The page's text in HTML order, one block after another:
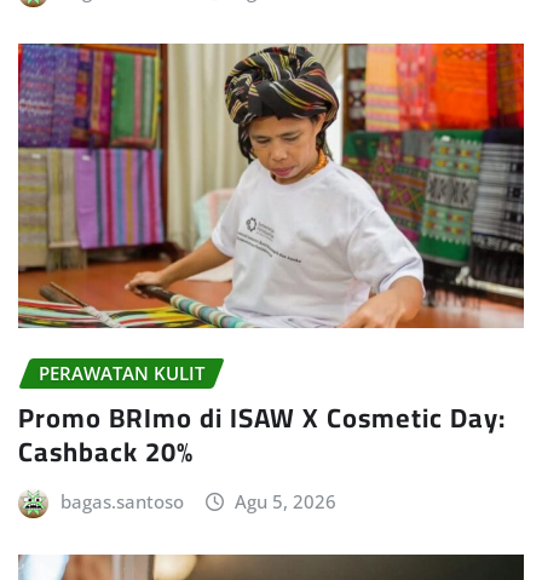
PERAWATAN KULIT
Promo BRImo di ISAW X Cosmetic Day:
Cashback 20%
bagas.santoso Agu 5, 2026